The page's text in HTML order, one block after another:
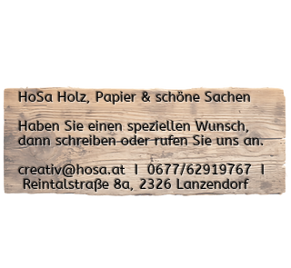
HoSa Holz, Papier & schöne Sachen
Haben Sie einen speziellen Wunsch,
dann schreiben oder rufen Sie uns an.
creativ@hosa.at I 0677/62919767 I
Reintalstraße 8a, 2326 Lanzendorf